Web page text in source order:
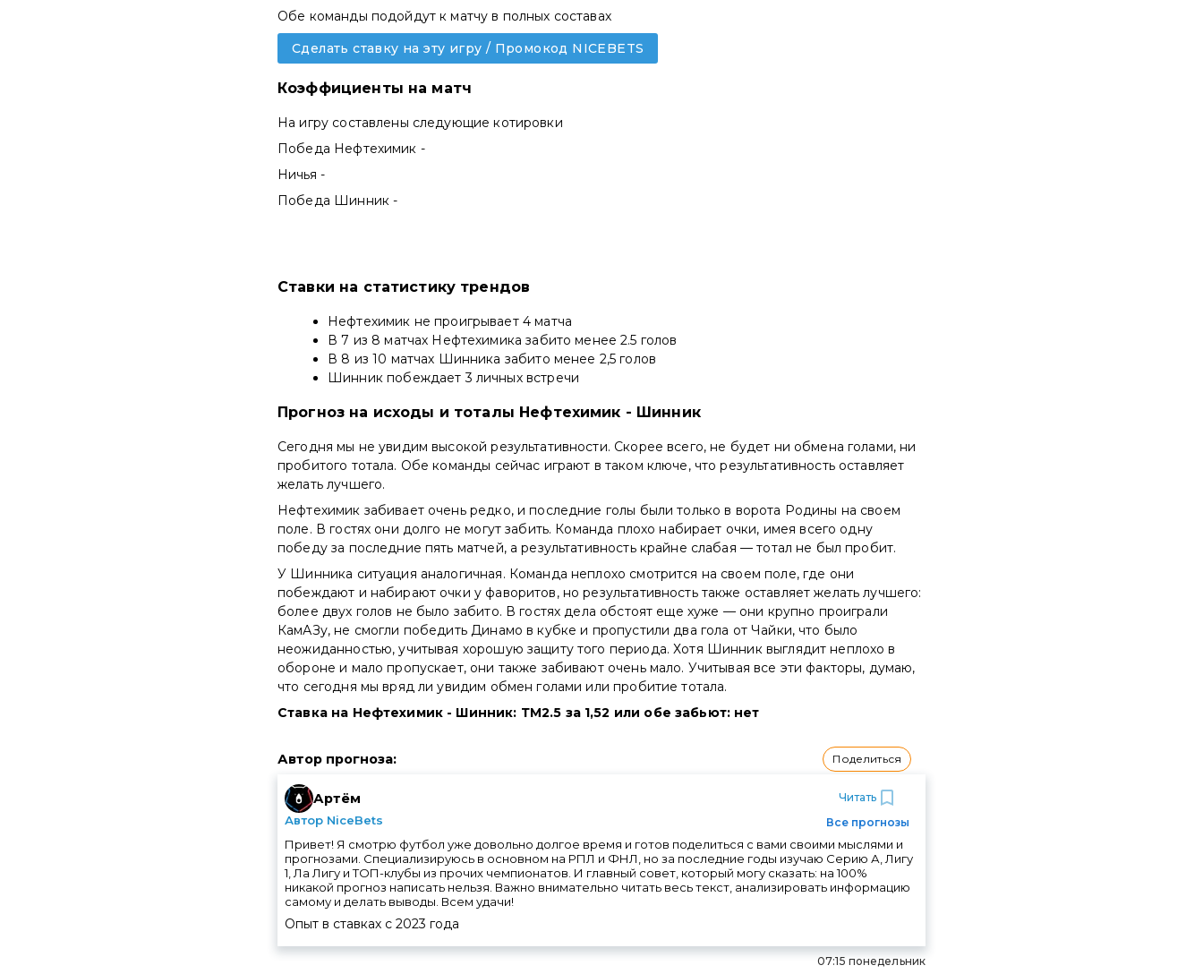
Обе команды подойдут к матчу в полных составах
Сделать ставку на эту игру / Промокод NICEBETS
Коэффициенты на матч
На игру составлены следующие котировки
Победа Нефтехимик -
Ничья -
Победа Шинник -
Ставки на статистику трендов
Нефтехимик не проигрывает 4 матча
В 7 из 8 матчах Нефтехимика забито менее 2.5 голов
В 8 из 10 матчах Шинника забито менее 2,5 голов
Шинник побеждает 3 личных встречи
Прогноз на исходы и тоталы Нефтехимик - Шинник
Сегодня мы не увидим высокой результативности. Скорее всего, не будет ни обмена голами, ни
пробитого тотала. Обе команды сейчас играют в таком ключе, что результативность оставляет
желать лучшего.
Нефтехимик забивает очень редко, и последние голы были только в ворота Родины на своем
поле. В гостях они долго не могут забить. Команда плохо набирает очки, имея всего одну
победу за последние пять матчей, а результативность крайне слабая — тотал не был пробит.
У Шинника ситуация аналогичная. Команда неплохо смотрится на своем поле, где они
побеждают и набирают очки у фаворитов, но результативность также оставляет желать лучшего:
более двух голов не было забито. В гостях дела обстоят еще хуже — они крупно проиграли
КамАЗу, не смогли победить Динамо в кубке и пропустили два гола от Чайки, что было
неожиданностью, учитывая хорошую защиту того периода. Хотя Шинник выглядит неплохо в
обороне и мало пропускает, они также забивают очень мало. Учитывая все эти факторы, думаю,
что сегодня мы вряд ли увидим обмен голами или пробитие тотала.
Ставка на Нефтехимик - Шинник: ТМ2.5 за 1,52 или обе забьют: нет
Автор прогноза: Поделиться
Артём
Автор NiceBets
Читать
Все прогнозы
Привет! Я смотрю футбол уже довольно долгое время и готов поделиться с вами своими мыслями и
прогнозами. Специализируюсь в основном на РПЛ и ФНЛ, но за последние годы изучаю Серию А, Лигу
1, Ла Лигу и ТОП-клубы из прочих чемпионатов. И главный совет, который могу сказать: на 100%
никакой прогноз написать нельзя. Важно внимательно читать весь текст, анализировать информацию
самому и делать выводы. Всем удачи!
Опыт в ставках с 2023 года
07:15 понедельник